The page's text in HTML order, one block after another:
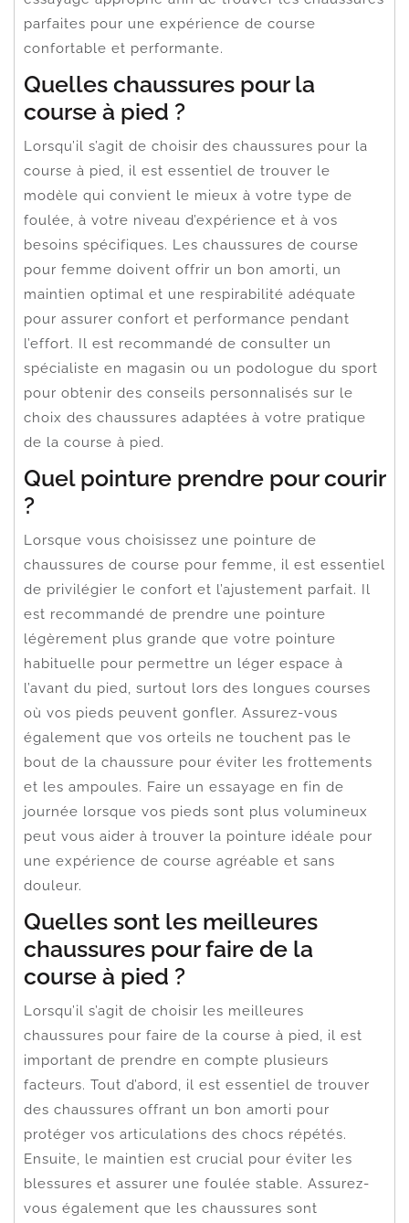
parfaites pour une expérience de course
confortable et performante.
Quelles chaussures pour la
course à pied ?
Lorsqu’il s’agit de choisir des chaussures pour la
course à pied, il est essentiel de trouver le
modèle qui convient le mieux à votre type de
foulée, à votre niveau d’expérience et à vos
besoins spécifiques. Les chaussures de course
pour femme doivent offrir un bon amorti, un
maintien optimal et une respirabilité adéquate
pour assurer confort et performance pendant
l’effort. Il est recommandé de consulter un
spécialiste en magasin ou un podologue du sport
pour obtenir des conseils personnalisés sur le
choix des chaussures adaptées à votre pratique
de la course à pied.
Quel pointure prendre pour courir
?
Lorsque vous choisissez une pointure de
chaussures de course pour femme, il est essentiel
de privilégier le confort et l’ajustement parfait. Il
est recommandé de prendre une pointure
légèrement plus grande que votre pointure
habituelle pour permettre un léger espace à
l’avant du pied, surtout lors des longues courses
où vos pieds peuvent gonfler. Assurez-vous
également que vos orteils ne touchent pas le
bout de la chaussure pour éviter les frottements
et les ampoules. Faire un essayage en fin de
journée lorsque vos pieds sont plus volumineux
peut vous aider à trouver la pointure idéale pour
une expérience de course agréable et sans
douleur.
Quelles sont les meilleures
chaussures pour faire de la
course à pied ?
Lorsqu’il s’agit de choisir les meilleures
chaussures pour faire de la course à pied, il est
important de prendre en compte plusieurs
facteurs. Tout d’abord, il est essentiel de trouver
des chaussures offrant un bon amorti pour
protéger vos articulations des chocs répétés.
Ensuite, le maintien est crucial pour éviter les
blessures et assurer une foulée stable. Assurez-
vous également que les chaussures sont